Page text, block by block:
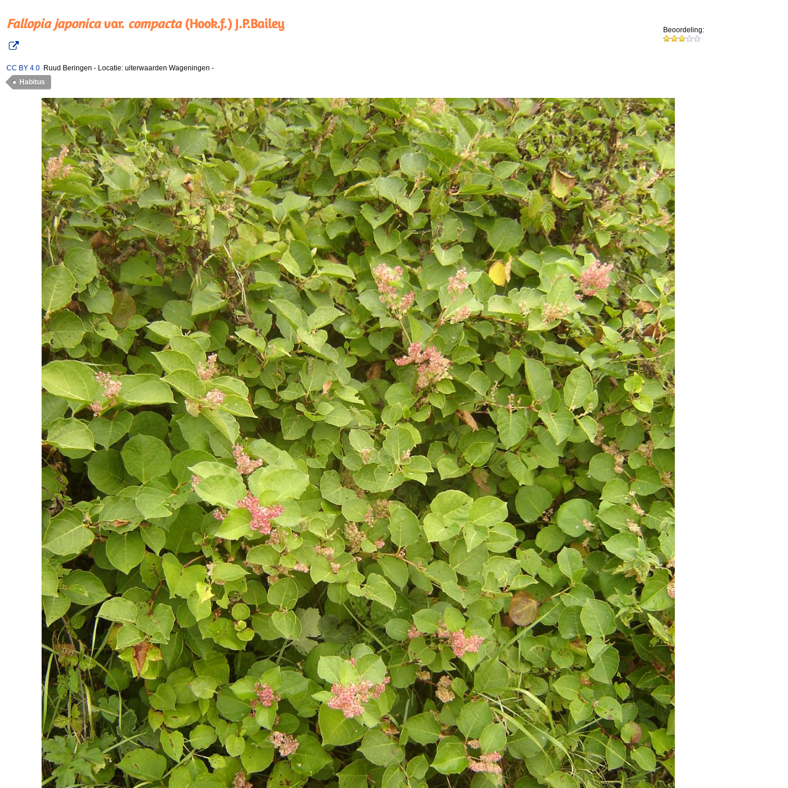
Fallopia japonica var. compacta(Hook.f.) J.P.Bailey Beoordeling:
CC BY 4.0 Ruud Beringen - Locatie: uiterwaarden Wageningen -
Habitus